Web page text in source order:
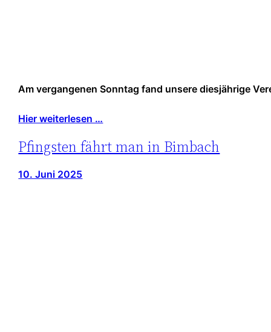
Am vergangenen Sonntag fand unsere diesjährige
Hier weiterlesen …
Pfingsten fährt man in Bimbach
10. Juni 2025